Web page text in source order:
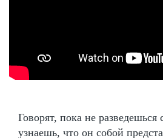
Говорят, пока не разведешься
узнаешь, что он собой